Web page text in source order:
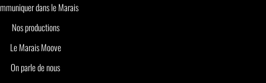
dans le Marais
Nos productions
Le Marais Moove
On parle de nous